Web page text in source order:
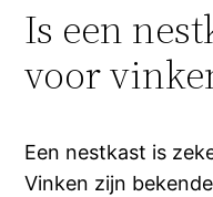
Is een
voor
Een nestkast is
Vinken zijn